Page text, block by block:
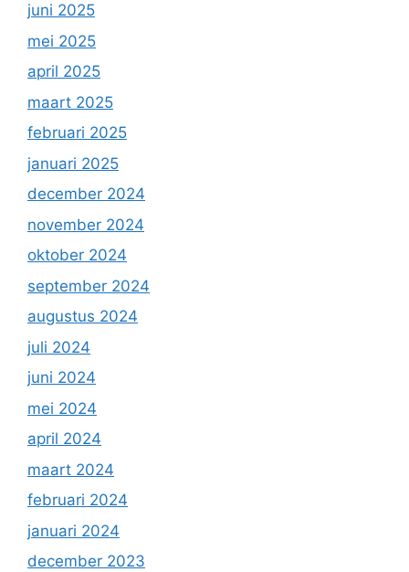
juni 2025
mei 2025
april 2025
maart 2025
februari 2025
januari 2025
december 2024
november 2024
oktober 2024
september 2024
augustus 2024
juli 2024
juni 2024
mei 2024
april 2024
maart 2024
februari 2024
januari 2024
december 2023